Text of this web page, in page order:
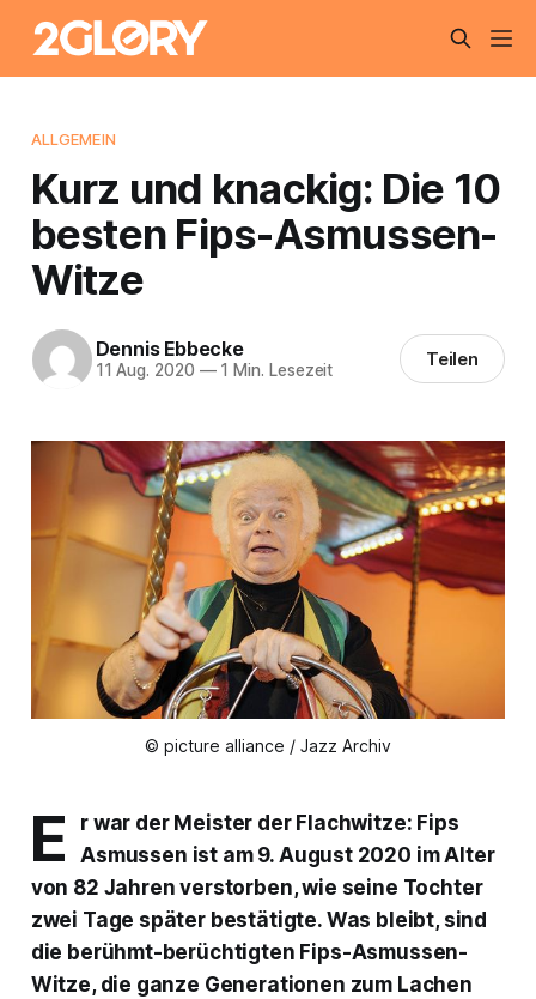
ALLGEMEIN
Kurz und knackig: Die 10
besten Fips-Asmussen-
Witze
Dennis Ebbecke
11 Aug. 2020 —1 Min. Lesezeit Teilen
© picture alliance / Jazz Archiv
E
r war der Meister der Flachwitze: Fips
Asmussen ist am 9. August 2020 im Alter
von 82 Jahren verstorben, wie seine Tochter
zwei Tage später bestätigte. Was bleibt, sind
die berühmt-berüchtigten Fips-Asmussen-
Witze, die ganze Generationen zum Lachen